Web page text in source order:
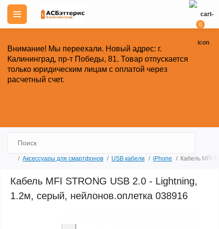
Внимание! Мы переехали. Новый адрес: г.
Калининград, пр-т Победы, 81. Товар отпускается
только юридическим лицам с оплатой через
расчетный счет.
0
Аксессуары для смартфонов USB кабели iPhone Кабель MFI
Кабель MFI STRONG USB 2.0 - Lightning,
1.2м, серый, нейлонов.оплетка 038916